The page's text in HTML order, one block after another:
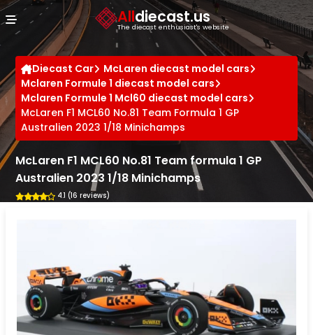
Alldiecast.us
The diecast enthusiast's website
Diecast Car
McLaren diecast model cars
Mclaren Formule 1 diecast model cars
Mclaren Formule 1 Mcl60 diecast model cars
McLaren F1 MCL60 No.81 Team Formula 1 GP
Australien 2023 1/18 Minichamps
McLaren F1 MCL60 No.81 Team formula 1 GP
Australien 2023 1/18 Minichamps
4.1 (16 reviews)
Cookies management panel